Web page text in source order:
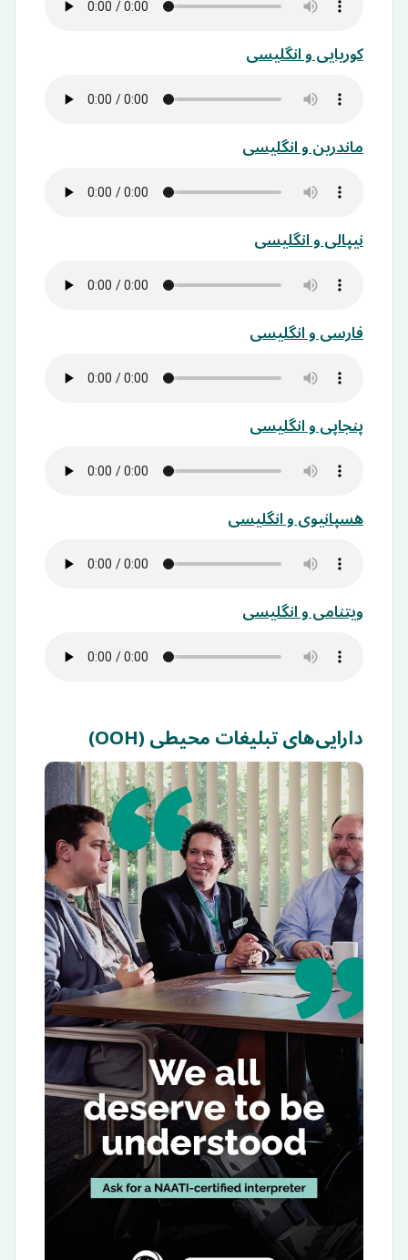
کوریایی و انگلیسی
ماندرین و انگلیسی
نیپالی و انگلیسی
فارسی و انگلیسی
پنجاپی و انگلیسی
هسپانیوی و انگلیسی
ویتنامی و انگلیسی
دارایی‌های تبلیغات محیطی (OOH)